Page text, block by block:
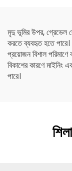
মৃদু ভূমির উপর, গ্রেভেল
করতে ব্যবহৃত হতে পারে।
প্রয়োজন বিশাল
বিকাশের কারণে মাইনিং
পারে।